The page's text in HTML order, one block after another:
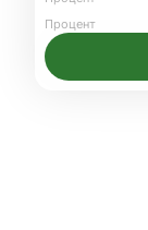
Процент